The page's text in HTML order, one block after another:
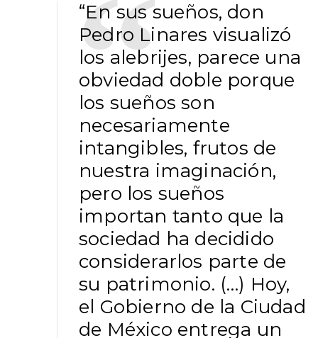
“En sus sueños, don
Pedro Linares visualizó
los alebrijes, parece una
obviedad doble porque
los sueños son
necesariamente
intangibles, frutos de
nuestra imaginación,
pero los sueños
importan tanto que la
sociedad ha decidido
considerarlos parte de
su patrimonio. (…) Hoy,
el Gobierno de la Ciudad
de México entrega un